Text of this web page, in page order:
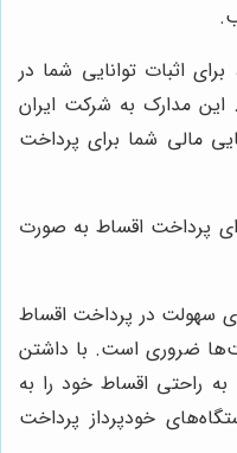
اثبات توانایی شما در
مدارک به شرکت ایران
مالی شما برای پرداخت
پرداخت اقساط به صورت
سهولت در پرداخت اقساط
ضروری است. با داشتن
راحتی اقساط خود را به
خودپرداز پرداخت